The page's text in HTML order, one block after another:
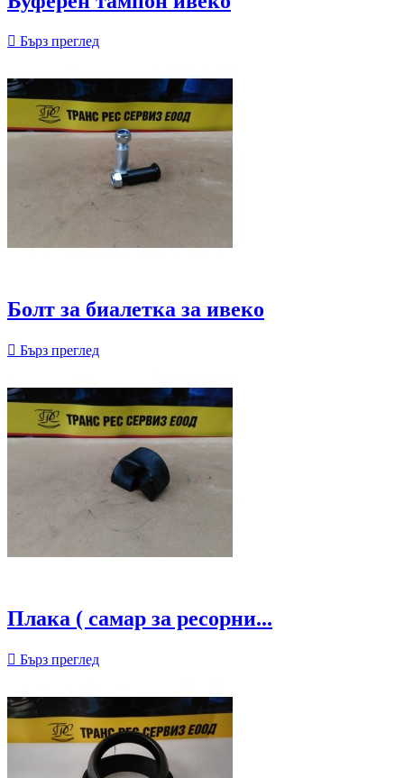
 Бърз преглед
Болт за биалетка за ивеко
 Бърз преглед
Плака ( самар за ресорни...
 Бърз преглед